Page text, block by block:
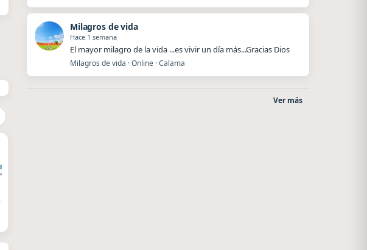
Milagros de vida
Hace 1 semana
El mayor milagro de la vida ...es vivir un día más...Gracias Dios
Milagros de vida · Online · Calama
Ver más